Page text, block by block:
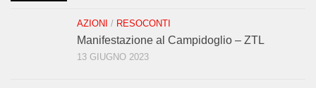
AZIONI / RESOCONTI
Manifestazione al Campidoglio – ZTL
13 GIUGNO 2023